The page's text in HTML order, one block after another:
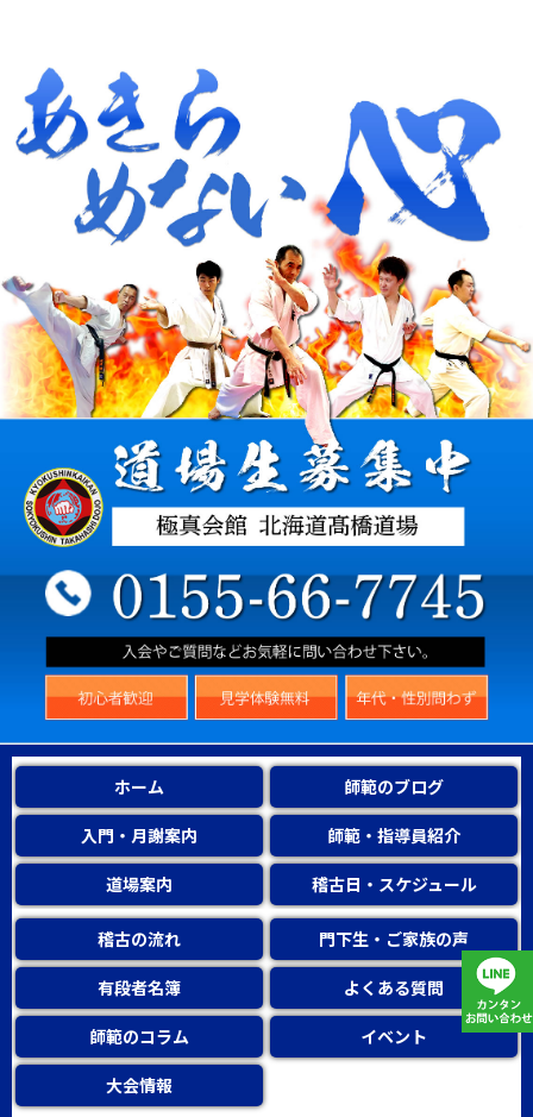
ホーム 師範のブログ
入門・月謝案内 師範・指導員紹介
道場案内 稽古日・スケジュール
稽古の流れ 門下生・ご家族の声
有段者名簿 よくある質問
師範のコラム イベント
大会情報